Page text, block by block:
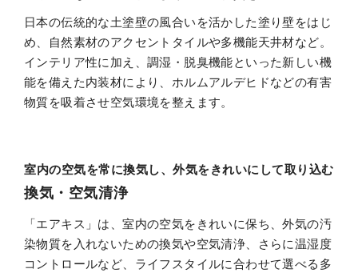
日本の伝統的な土塗壁の風合いを活かした塗り壁をはじ
め、自然素材のアクセントタイルや多機能天井材など。
インテリア性に加え、調湿・脱臭機能といった新しい機
能を備えた内装材により、ホルムアルデヒドなどの有害
物質を吸着させ空気環境を整えます。
室内の空気を常に換気し、外気をきれいにして取り込む
換気・空気清浄
「エアキス」は、室内の空気をきれいに保ち、外気の汚
染物質を入れないための換気や空気清浄、さらに温湿度
コントロールなど、ライフスタイルに合わせて選べる多